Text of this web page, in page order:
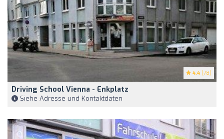
4.4 (78)
Driving School Vienna - Enkplatz
Siehe Adresse und Kontaktdaten